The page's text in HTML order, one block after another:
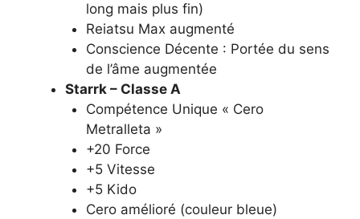
long mais plus fin)
Reiatsu Max augmenté
Conscience Décente : Portée du sens
de l’âme augmentée
Starrk – Classe A
Compétence Unique « Cero
Metralleta »
+20 Force
+5 Vitesse
+5 Kido
Cero amélioré (couleur bleue)